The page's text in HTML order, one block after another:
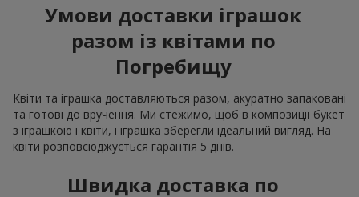
Умови доставки іграшок
разом із квітами по
Погребищу
Квіти та іграшка доставляються разом, акуратно запаковані
та готові до вручення. Ми стежимо, щоб в композиції букет
з іграшкою і квіти, і іграшка зберегли ідеальний вигляд. На
квіти розповсюджується гарантія 5 днів.
Швидка доставка по